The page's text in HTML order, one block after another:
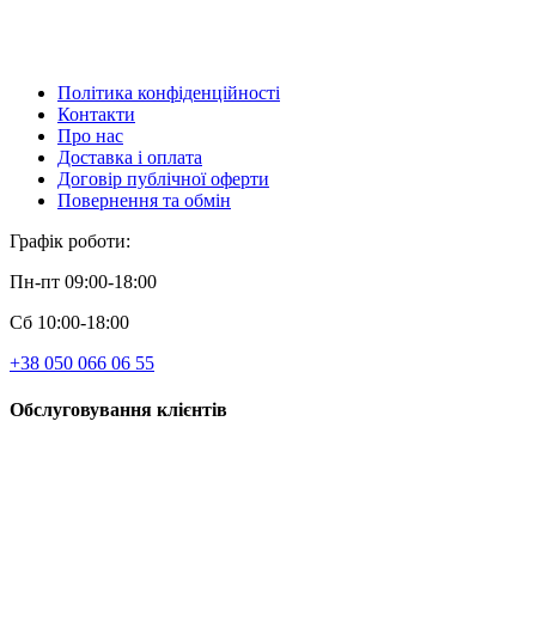
Політика конфіденційності
Контакти
Про нас
Доставка і оплата
Договір публічної оферти
Повернення та обмін
Графік роботи:
Пн-пт 09:00-18:00
Сб 10:00-18:00
+38 050 066 06 55
Обслуговування клієнтів